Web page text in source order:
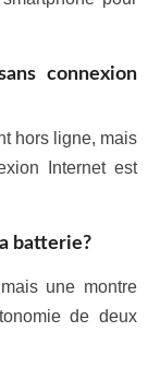
connexion
hors ligne, mais
Internet est
batterie?
une montre
de deux